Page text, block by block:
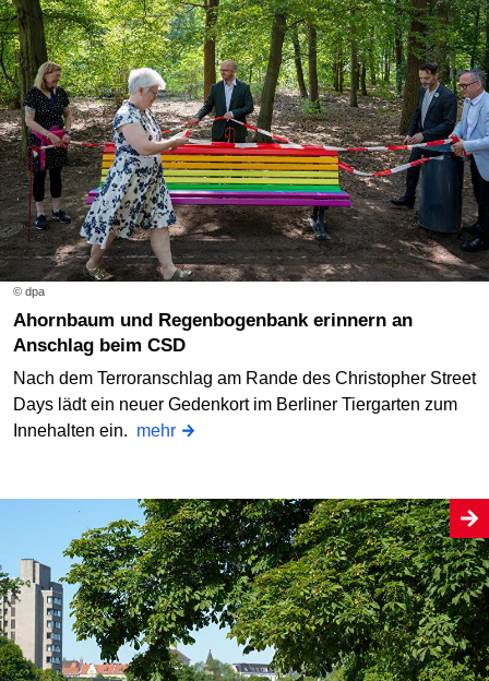
© dpa
Ahornbaum und Regenbogenbank erinnern an
Anschlag beim CSD
Nach dem Terroranschlag am Rande des Christopher Street
Days lädt ein neuer Gedenkort im Berliner Tiergarten zum
Innehalten ein. mehr